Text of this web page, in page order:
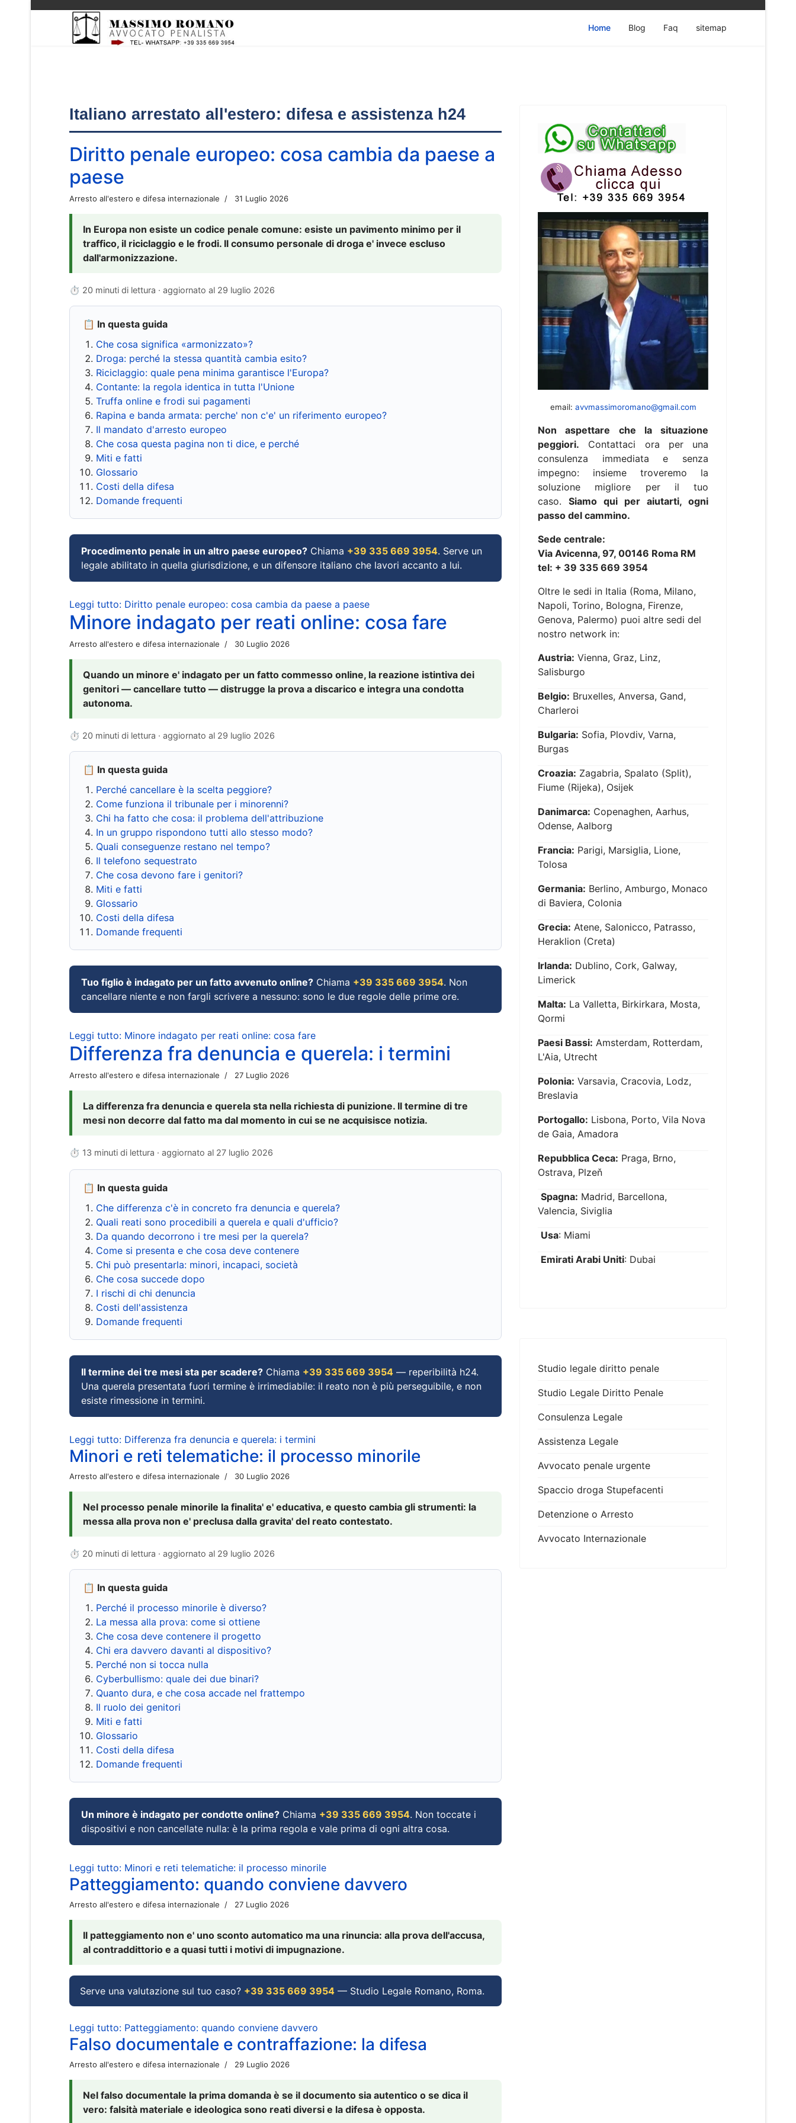
Home Blog Faq sitemap
Italiano arrestato all'estero: difesa e assistenza h24
Diritto penale europeo: cosa cambia da paese a
paese
Arresto all'estero e difesa internazionale 31 Luglio 2026
In Europa non esiste un codice penale comune: esiste un pavimento minimo per il
traffico, il riciclaggio e le frodi. Il consumo personale di droga e' invece escluso
dall'armonizzazione.
⏱ 20 minuti di lettura · aggiornato al 29 luglio 2026
📋 In questa guida
Che cosa significa «armonizzato»?
Droga: perché la stessa quantità cambia esito?
Riciclaggio: quale pena minima garantisce l'Europa?
Contante: la regola identica in tutta l'Unione
Truffa online e frodi sui pagamenti
Rapina e banda armata: perche' non c'e' un riferimento europeo?
Il mandato d'arresto europeo
Che cosa questa pagina non ti dice, e perché
Miti e fatti
Glossario
Costi della difesa
Domande frequenti
Procedimento penale in un altro paese europeo? Chiama +39 335 669 3954. Serve un
legale abilitato in quella giurisdizione, e un difensore italiano che lavori accanto a lui.
Leggi tutto: Diritto penale europeo: cosa cambia da paese a paese
Minore indagato per reati online: cosa fare
Arresto all'estero e difesa internazionale 30 Luglio 2026
Quando un minore e' indagato per un fatto commesso online, la reazione istintiva dei
genitori — cancellare tutto — distrugge la prova a discarico e integra una condotta
autonoma.
⏱ 20 minuti di lettura · aggiornato al 29 luglio 2026
📋 In questa guida
Perché cancellare è la scelta peggiore?
Come funziona il tribunale per i minorenni?
Chi ha fatto che cosa: il problema dell'attribuzione
In un gruppo rispondono tutti allo stesso modo?
Quali conseguenze restano nel tempo?
Il telefono sequestrato
Che cosa devono fare i genitori?
Miti e fatti
Glossario
Costi della difesa
Domande frequenti
Tuo figlio è indagato per un fatto avvenuto online? Chiama +39 335 669 3954. Non
cancellare niente e non fargli scrivere a nessuno: sono le due regole delle prime ore.
Leggi tutto: Minore indagato per reati online: cosa fare
Differenza fra denuncia e querela: i termini
Arresto all'estero e difesa internazionale 27 Luglio 2026
La differenza fra denuncia e querela sta nella richiesta di punizione. Il termine di tre
mesi non decorre dal fatto ma dal momento in cui se ne acquisisce notizia.
⏱ 13 minuti di lettura · aggiornato al 27 luglio 2026
📋 In questa guida
Che differenza c'è in concreto fra denuncia e querela?
Quali reati sono procedibili a querela e quali d'ufficio?
Da quando decorrono i tre mesi per la querela?
Come si presenta e che cosa deve contenere
Chi può presentarla: minori, incapaci, società
Che cosa succede dopo
I rischi di chi denuncia
Costi dell'assistenza
Domande frequenti
Il termine dei tre mesi sta per scadere? Chiama +39 335 669 3954 — reperibilità h24.
Una querela presentata fuori termine è irrimediabile: il reato non è più perseguibile, e non
esiste rimessione in termini.
Leggi tutto: Differenza fra denuncia e querela: i termini
Minori e reti telematiche: il processo minorile
Arresto all'estero e difesa internazionale 30 Luglio 2026
Nel processo penale minorile la finalita' e' educativa, e questo cambia gli strumenti: la
messa alla prova non e' preclusa dalla gravita' del reato contestato.
⏱ 20 minuti di lettura · aggiornato al 29 luglio 2026
📋 In questa guida
Perché il processo minorile è diverso?
La messa alla prova: come si ottiene
Che cosa deve contenere il progetto
Chi era davvero davanti al dispositivo?
Perché non si tocca nulla
Cyberbullismo: quale dei due binari?
Quanto dura, e che cosa accade nel frattempo
Il ruolo dei genitori
Miti e fatti
Glossario
Costi della difesa
Domande frequenti
Un minore è indagato per condotte online? Chiama +39 335 669 3954. Non toccate i
dispositivi e non cancellate nulla: è la prima regola e vale prima di ogni altra cosa.
Leggi tutto: Minori e reti telematiche: il processo minorile
Patteggiamento: quando conviene davvero
Arresto all'estero e difesa internazionale 27 Luglio 2026
Il patteggiamento non e' uno sconto automatico ma una rinuncia: alla prova dell'accusa,
al contraddittorio e a quasi tutti i motivi di impugnazione.
Serve una valutazione sul tuo caso? +39 335 669 3954 — Studio Legale Romano, Roma.
Leggi tutto: Patteggiamento: quando conviene davvero
Falso documentale e contraffazione: la difesa
Arresto all'estero e difesa internazionale 29 Luglio 2026
Nel falso documentale la prima domanda è se il documento sia autentico o se dica il
vero: falsità materiale e ideologica sono reati diversi e la difesa è opposta.
email: avvmassimoromano@gmail.com
Non aspettare che la situazione
peggiori. Contattaci ora per una
consulenza immediata e senza
impegno: insieme troveremo la
soluzione migliore per il tuo
caso. Siamo qui per aiutarti, ogni
passo del cammino.
Sede centrale:
Via Avicenna, 97, 00146 Roma RM
tel: + 39 335 669 3954
Oltre le sedi in Italia (Roma, Milano,
Napoli, Torino, Bologna, Firenze,
Genova, Palermo) puoi altre sedi del
nostro network in:
Austria: Vienna, Graz, Linz,
Salisburgo
Belgio: Bruxelles, Anversa, Gand,
Charleroi
Bulgaria: Sofia, Plovdiv, Varna,
Burgas
Croazia: Zagabria, Spalato (Split),
Fiume (Rijeka), Osijek
Danimarca: Copenaghen, Aarhus,
Odense, Aalborg
Francia: Parigi, Marsiglia, Lione,
Tolosa
Germania: Berlino, Amburgo, Monaco
di Baviera, Colonia
Grecia: Atene, Salonicco, Patrasso,
Heraklion (Creta)
Irlanda: Dublino, Cork, Galway,
Limerick
Malta: La Valletta, Birkirkara, Mosta,
Qormi
Paesi Bassi: Amsterdam, Rotterdam,
L'Aia, Utrecht
Polonia: Varsavia, Cracovia, Lodz,
Breslavia
Portogallo: Lisbona, Porto, Vila Nova
de Gaia, Amadora
Repubblica Ceca: Praga, Brno,
Ostrava, Plzeň
Spagna: Madrid, Barcellona,
Valencia, Siviglia
Usa: Miami
Emirati Arabi Uniti: Dubai
Studio legale diritto penale
Studio Legale Diritto Penale
Consulenza Legale
Assistenza Legale
Avvocato penale urgente
Spaccio droga Stupefacenti
Detenzione o Arresto
Avvocato Internazionale